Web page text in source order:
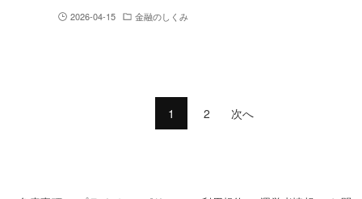
2026-04-15 金融のしくみ
1 2 次へ